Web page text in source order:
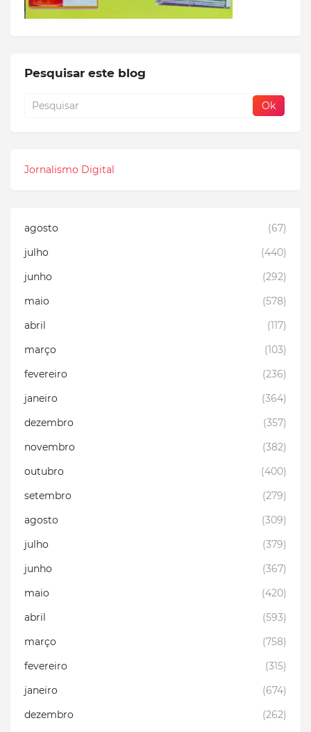
Pesquisar este blog
Jornalismo Digital
agosto
(67)
julho
(440)
junho
(292)
maio
(578)
abril
(117)
março
(103)
fevereiro
(236)
janeiro
(364)
dezembro
(357)
novembro
(382)
outubro
(400)
setembro
(279)
agosto
(309)
julho
(379)
junho
(367)
maio
(420)
abril
(593)
março
(758)
fevereiro
(315)
janeiro
(674)
dezembro
(262)